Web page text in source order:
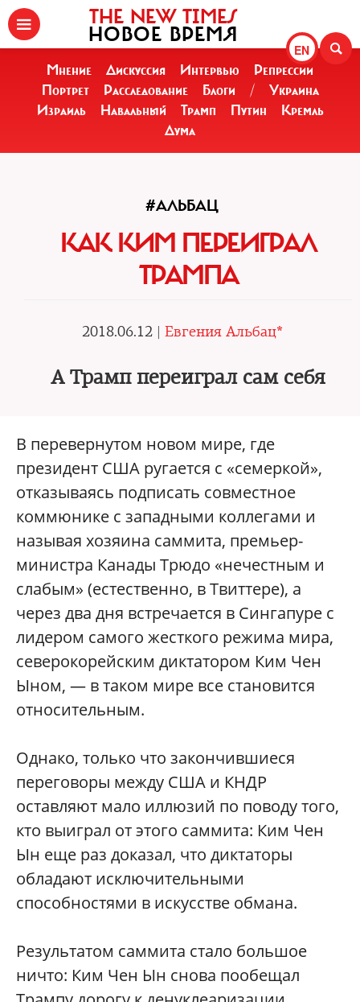
EN
THE NEW TIMES
НОВОЕ ВРЕМЯ
Мнение Дискуссия Интервью
Репрессии
Портрет
Расследование Блоги /
Украина
Израиль
Навальный Трамп Путин
Кремль
Дума
#АЛЬБАЦ
КАК КИМ ПЕРЕИГРАЛ
ТРАМПА
2018.06.12 | Евгения Альбац*
А Трамп переиграл сам себя
В перевернутом новом мире, где
президент США ругается с «семеркой»,
отказываясь подписать совместное
коммюнике с западными коллегами и
называя хозяина саммита, премьер-
министра Канады Трюдо «нечестным и
слабым» (естественно, в Твиттере), а
через два дня встречается в Сингапуре с
лидером самого жесткого режима мира,
северокорейским диктатором Ким Чен
Ыном, — в таком мире все становится
относительным.
Однако, только что закончившиеся
переговоры между США и КНДР
оставляют мало иллюзий по поводу того,
кто выиграл от этого саммита: Ким Чен
Ын еще раз доказал, что диктаторы
обладают исключительными
способностями в искусстве обмана.
Результатом саммита стало большое
ничто: Ким Чен Ын снова пообещал